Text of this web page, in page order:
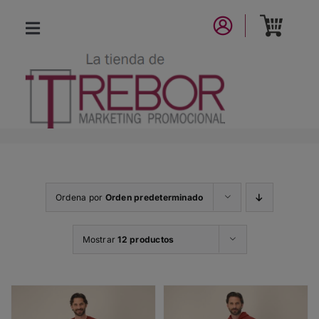
Toggle
Navigation
NUEVA COLECCIÓN
Ordena por Orden predeterminado
Mostrar12 productos